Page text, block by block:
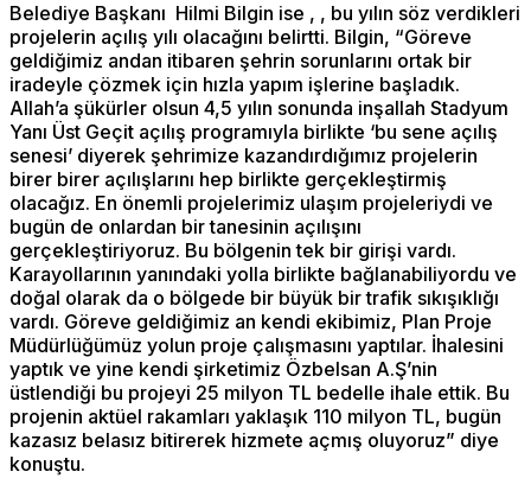
Belediye Başkanı Hilmi Bilgin ise , , bu yılın söz verdikleri
projelerin açılış yılı olacağını belirtti. Bilgin, “Göreve
geldiğimiz andan itibaren şehrin sorunlarını ortak bir
iradeyle çözmek için hızla yapım işlerine başladık.
Allah’a şükürler olsun 4,5 yılın sonunda inşallah Stadyum
Yanı Üst Geçit açılış programıyla birlikte ‘bu sene açılış
senesi’ diyerek şehrimize kazandırdığımız projelerin
birer birer açılışlarını hep birlikte gerçekleştirmiş
olacağız. En önemli projelerimiz ulaşım projeleriydi ve
bugün de onlardan bir tanesinin açılışını
gerçekleştiriyoruz. Bu bölgenin tek bir girişi vardı.
Karayollarının yanındaki yolla birlikte bağlanabiliyordu ve
doğal olarak da o bölgede bir büyük bir trafik sıkışıklığı
vardı. Göreve geldiğimiz an kendi ekibimiz, Plan Proje
Müdürlüğümüz yolun proje çalışmasını yaptılar. İhalesini
yaptık ve yine kendi şirketimiz Özbelsan A.Ş’nin
üstlendiği bu projeyi 25 milyon TL bedelle ihale ettik. Bu
projenin aktüel rakamları yaklaşık 110 milyon TL, bugün
kazasız belasız bitirerek hizmete açmış oluyoruz” diye
konuştu.